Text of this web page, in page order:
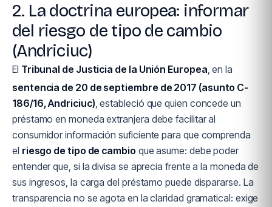
2. La doctrina europea: informar
del riesgo de tipo de cambio
(Andriciuc)
El Tribunal de Justicia de la Unión Europea, en la
sentencia de 20 de septiembre de 2017 (asunto C-
186/16, Andriciuc), estableció que quien concede un
préstamo en moneda extranjera debe facilitar al
consumidor información suficiente para que comprenda
el riesgo de tipo de cambio que asume: debe poder
entender que, si la divisa se aprecia frente a la moneda de
sus ingresos, la carga del préstamo puede dispararse. La
transparencia no se agota en la claridad gramatical: exige